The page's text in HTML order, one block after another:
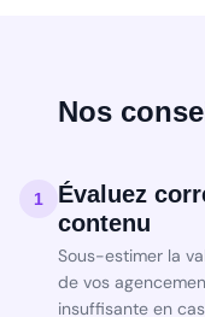
Nos
1
Évaluez
contenu
Sous-estimer la
de vos
insuffisante en